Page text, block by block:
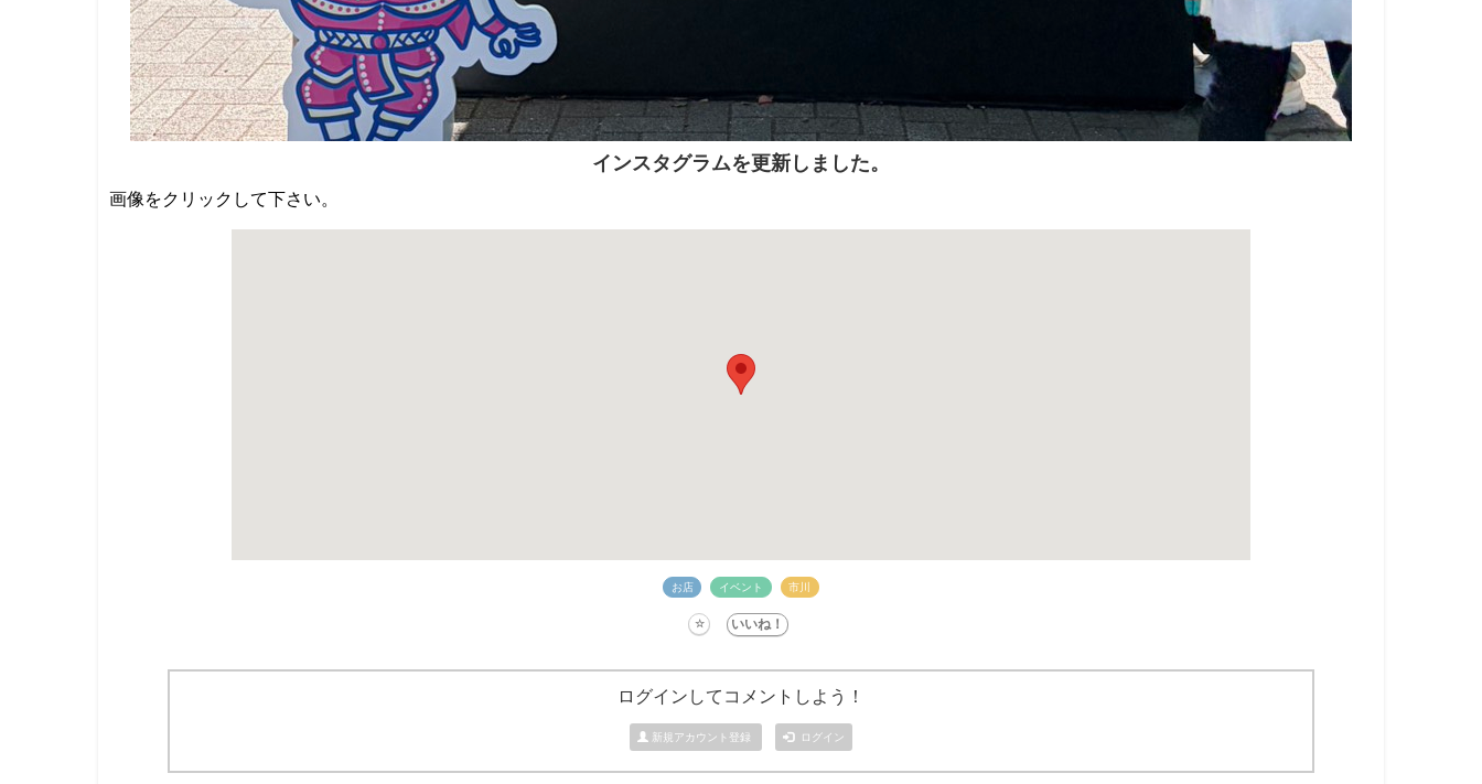
インスタグラムを更新しました。
画像をクリックして下さい。
お店 イベント 市川
ログインしてコメントしよう！
新規アカウント登録 ログイン